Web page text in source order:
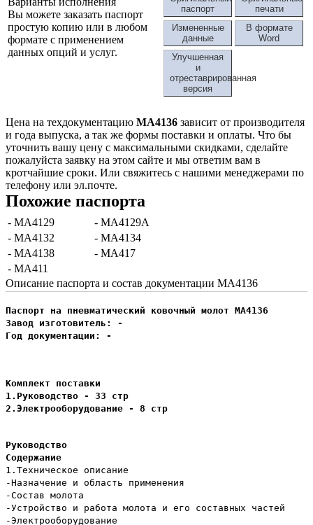
Вы можете заказать паспорт
простую копию или в любом
формате с применением
данных опций и услуг.
паспорт
печати
Измененные
данные
В формате
Word
Улучшенная
и
отреставрированная
версия
Цена на техдокументацию МА4136 зависит от производителя
и года выпуска, а так же формы поставки и оплаты. Что бы
уточнить вашу цену с максимальными скидками, сделайте
пожалуйста заявку на этом сайте и мы ответим вам в
кротчайшие сроки. Или свяжитесь с нашими менеджерами по
телефону или эл.почте.
Похожие паспорта
- МА4129
- МА4129А
- МА4132
- МА4134
- МА4138
- МА417
- МА411
Описание паспорта и состав документации МА4136
Паспорт на пневматический ковочный молот МА4136
Завод изготовитель: -
Год документации: -
Комплект поставки
1.Руководство - 33 стр
2.Электрооборудование - 8 стр
Руководство
Содержание
1.Техническое описание
-Назначение и область применения
-Состав молота
-Устройство и работа молота и его составных частей
-Электрооборудование